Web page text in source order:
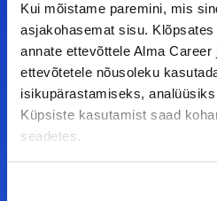
Kui mõistame paremini, mis
asjakohasemat sisu. Klõpsates
annate ettevõttele Alma
ettevõtetele nõusoleku
isikupärastamiseks,
Küpsiste kasutamist saad
seadetes.
F
a
c
e
b
o
I
n
s
t
a
g
© Alma Career Estonia OÜ